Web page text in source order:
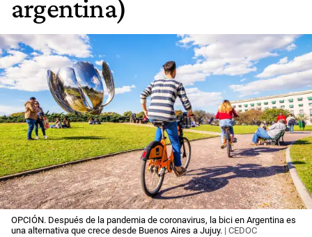
argentina)
OPCIÓN. Después de la pandemia de coronavirus, la bici en Argentina es
una alternativa que crece desde Buenos Aires a Jujuy. | CEDOC